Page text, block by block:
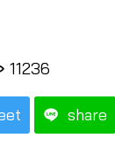
11236
share